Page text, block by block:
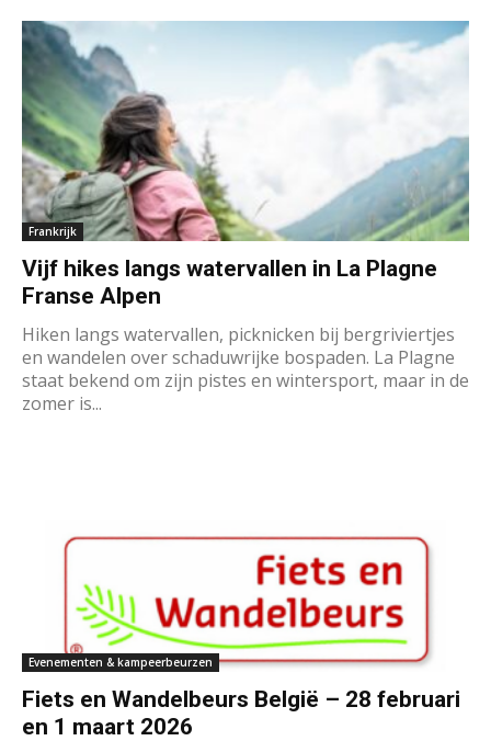
Frankrijk
Vijf hikes langs watervallen in La Plagne
Franse Alpen
Hiken langs watervallen, picknicken bij bergriviertjes
en wandelen over schaduwrijke bospaden. La Plagne
staat bekend om zijn pistes en wintersport, maar in de
zomer is...
Evenementen & kampeerbeurzen
Fiets en Wandelbeurs België – 28 februari
en 1 maart 2026